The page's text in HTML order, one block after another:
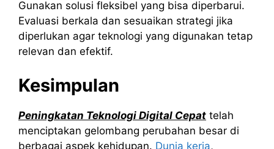
Gunakan solusi fleksibel yang bisa diperbarui.
Evaluasi berkala dan sesuaikan strategi jika
diperlukan agar teknologi yang digunakan tetap
relevan dan efektif.
Kesimpulan
Peningkatan Teknologi Digital Cepat telah
menciptakan gelombang perubahan besar di
berbagai aspek kehidupan. Dunia kerja,